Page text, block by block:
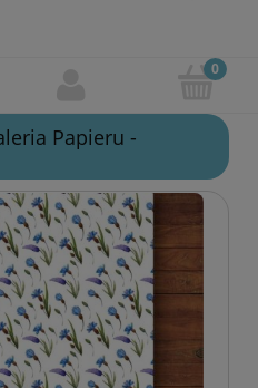
Papieru -